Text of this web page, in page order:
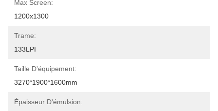
Max Screen:
1200x1300
Trame:
133LPI
Taille D'équipement:
3270*1900*1600mm
Épaisseur D'émulsion: